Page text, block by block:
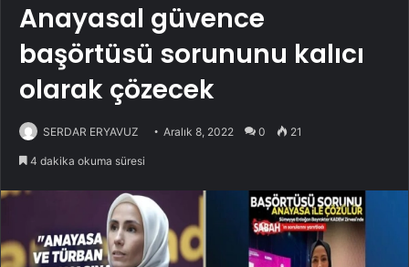
Anayasal güvence
başörtüsü sorununu kalıcı
olarak çözecek
SERDAR ERYAVUZ Aralık 8, 2022 0 21
4 dakika okuma süresi